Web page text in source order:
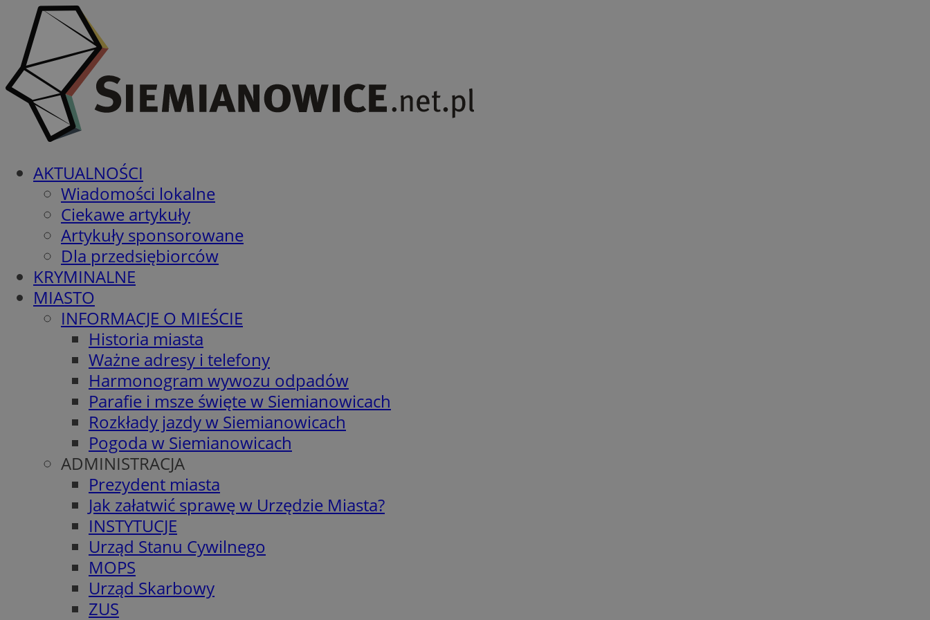
AKTUALNOŚCI
Wiadomości lokalne
Ciekawe artykuły
Artykuły sponsorowane
Dla przedsiębiorców
KRYMINALNE
MIASTO
INFORMACJE O MIEŚCIE
Historia miasta
Ważne adresy i telefony
Harmonogram wywozu odpadów
Parafie i msze święte w Siemianowicach
Rozkłady jazdy w Siemianowicach
Pogoda w Siemianowicach
ADMINISTRACJA
Prezydent miasta
Jak załatwić sprawę w Urzędzie Miasta?
INSTYTUCJE
Urząd Stanu Cywilnego
MOPS
Urząd Skarbowy
ZUS